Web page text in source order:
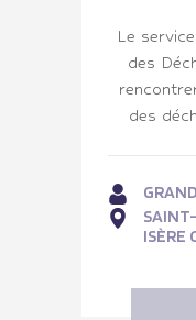
Le
des
des
ISÈRE